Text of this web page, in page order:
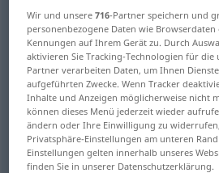
(Für mehr Details die Übersetzung
theory, science
doctrine, tenet, teaching
lesson, warning piece
Wir und unsere716-Partner speichern und
personenbezogene Daten wie
Kennungen auf Ihrem Gerät zu. Durch
aktivieren Sie Tracking-Technologien für die
Partner verarbeiten Daten, um Ihnen
aufgeführten Zwecke. Wenn Tracker
Inhalte und Anzeigen möglicherweise nicht
können dieses Menü jederzeit wieder
ändern oder Ihre Einwilligung zu
Privatsphäre-Einstellungen am unteren
Einstellungen gelten innerhalb unseres
finden Sie in unserer Datenschutzerklärung.